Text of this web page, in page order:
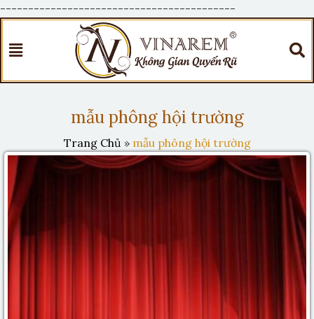
------------------------------------------
mẫu phông hội trường
Trang Chủ » mẫu phông hội trường